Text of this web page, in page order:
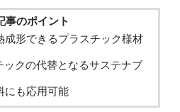
事のポイント
成形できるプラスチック様材
ックの代替となるサステナブ
にも応用可能